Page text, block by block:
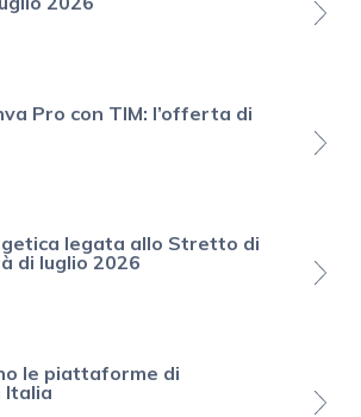
Pro con TIM: l’offerta di
legata allo Stretto di
di luglio 2026
le piattaforme di
Italia